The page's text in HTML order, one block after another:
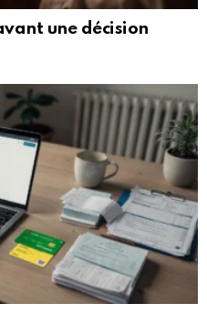
une décision